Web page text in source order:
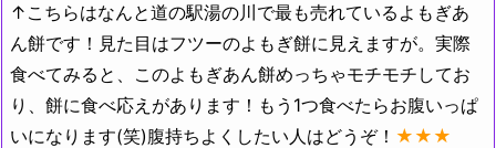
↑こちらはなんと道の駅湯の川で最も売れているよもぎあ
ん餅です！見た目はフツーのよもぎ餅に見えますが。実際
食べてみると、このよもぎあん餅めっちゃモチモチしてお
り、餅に食べ応えがあります！もう1つ食べたらお腹いっぱ
いになります(笑)腹持ちよくしたい人はどうぞ！ ★★★